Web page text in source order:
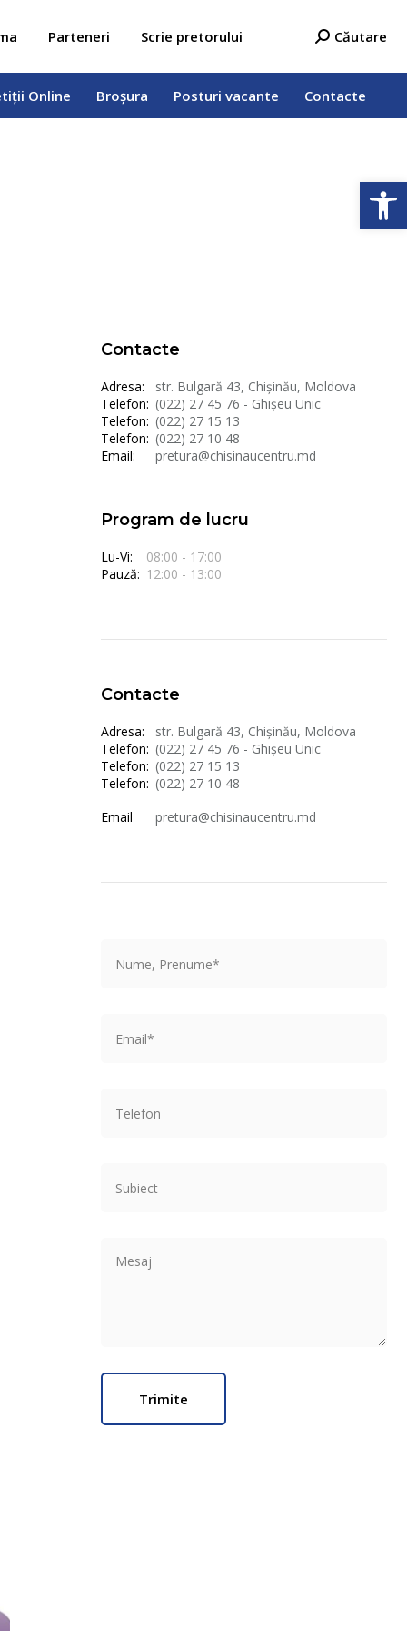
Parteneri Scrie pretorului Search:
Căutare
Online Broșura Posturi vacante Contacte
Contacte
Adresa:
str. Bulgară 43, Chișinău, Moldova
Telefon: (022) 27 45 76 - Ghișeu Unic
Telefon: (022) 27 15 13
Telefon: (022) 27 10 48
Email:
pretura@chisinaucentru.md
Program de lucru
Lu-Vi:
08:00 - 17:00
Pauză: 12:00 - 13:00
Contacte
Adresa:
str. Bulgară 43, Chișinău, Moldova
Telefon: (022) 27 45 76 - Ghișeu Unic
Telefon: (022) 27 15 13
Telefon: (022) 27 10 48
Email
pretura@chisinaucentru.md
Online Broșura Posturi vacante Contacte